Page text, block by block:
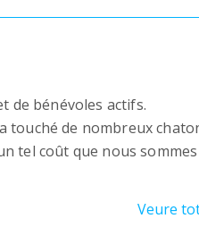
de bénévoles actifs.
touché de nombreux
tel coût que nous sommes
Veure